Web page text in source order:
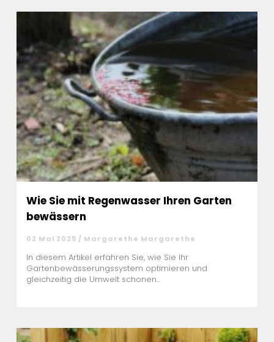
Wie Sie mit Regenwasser Ihren Garten
bewässern
02 Mai 2025 / Margarethe Margarethe
In diesem Artikel erfahren Sie, wie Sie Ihr
Gartenbewässerungssystem optimieren und
gleichzeitig die Umwelt schonen...